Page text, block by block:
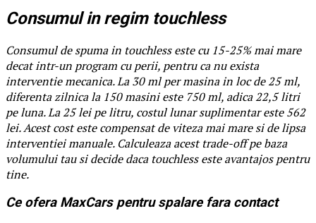
Consumul in regim touchless
Consumul de spuma in touchless este cu 15-25% mai mare
decat intr-un program cu perii, pentru ca nu exista
interventie mecanica. La 30 ml per masina in loc de 25 ml,
diferenta zilnica la 150 masini este 750 ml, adica 22,5 litri
pe luna. La 25 lei pe litru, costul lunar suplimentar este 562
lei. Acest cost este compensat de viteza mai mare si de lipsa
interventiei manuale. Calculeaza acest trade-off pe baza
volumului tau si decide daca touchless este avantajos pentru
tine.
Ce ofera MaxCars pentru spalare fara contact